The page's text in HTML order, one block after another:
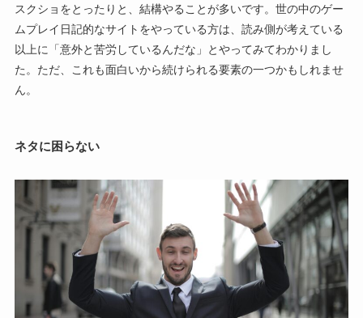
スクショをとったりと、結構やることが多いです。世の中のゲー
ムプレイ日記的なサイトをやっている方は、読み側が考えている
以上に「意外と苦労しているんだな」とやってみてわかりまし
た。ただ、これも面白いから続けられる要素の一つかもしれませ
ん。
ネタに困らない